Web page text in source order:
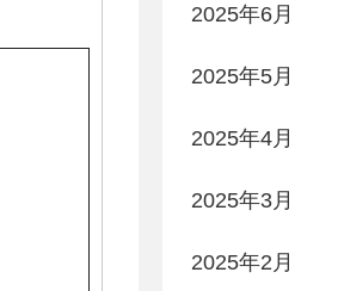
2025年6月
2025年5月
2025年4月
2025年3月
2025年2月